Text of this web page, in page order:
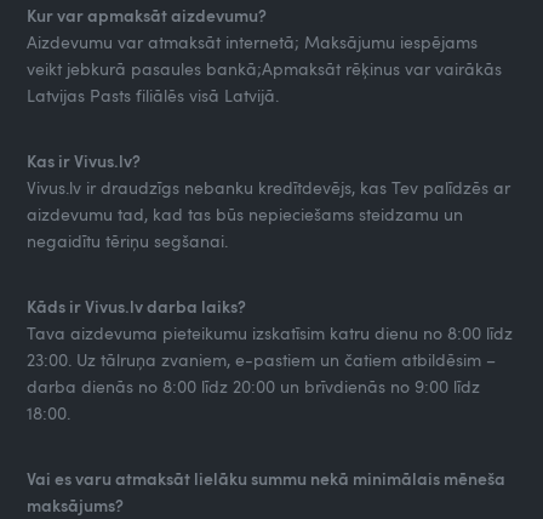
Kur var apmaksāt aizdevumu?
Aizdevumu var atmaksāt internetā; Maksājumu iespējams
veikt jebkurā pasaules bankā;Apmaksāt rēķinus var vairākās
Latvijas Pasts filiālēs visā Latvijā.
Kas ir Vivus.lv?
Vivus.lv ir draudzīgs nebanku kredītdevējs, kas Tev palīdzēs ar
aizdevumu tad, kad tas būs nepieciešams steidzamu un
negaidītu tēriņu segšanai.
Kāds ir Vivus.lv darba laiks?
Tava aizdevuma pieteikumu izskatīsim katru dienu no 8:00 līdz
23:00. Uz tālruņa zvaniem, e-pastiem un čatiem atbildēsim –
darba dienās no 8:00 līdz 20:00 un brīvdienās no 9:00 līdz
18:00.
Vai es varu atmaksāt lielāku summu nekā minimālais mēneša
maksājums?